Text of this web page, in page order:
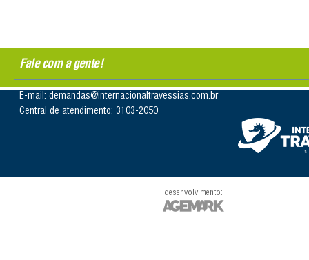
Fale com a gente!
E-mail: demandas@internacionaltravessias.com.br
Central de atendimento: 3103-2050
desenvolvimento: